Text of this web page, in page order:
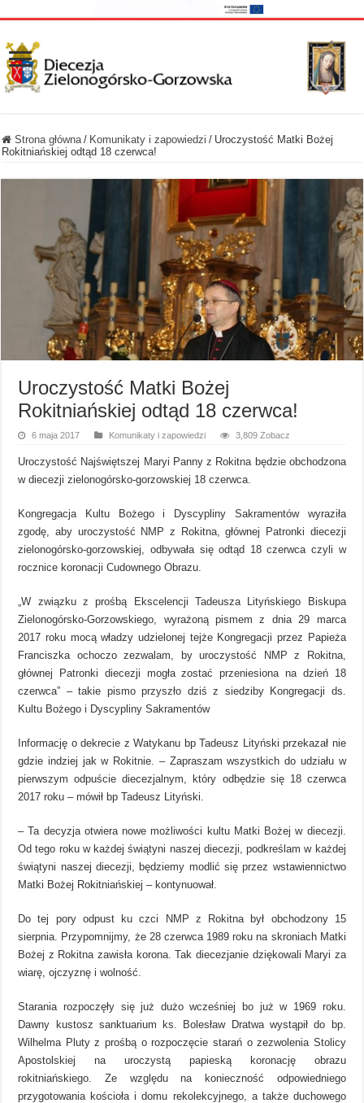
Strona główna / Komunikaty i zapowiedzi / Uroczystość Matki Bożej
Rokitniańskiej odtąd 18 czerwca!
Uroczystość Matki Bożej
Rokitniańskiej odtąd 18 czerwca!
6 maja 2017 Komunikaty i zapowiedzi 3,809 Zobacz
Uroczystość Najświętszej Maryi Panny z Rokitna będzie obchodzona
w diecezji zielonogórsko-gorzowskiej 18 czerwca.
Kongregacja Kultu Bożego i Dyscypliny Sakramentów wyraziła
zgodę, aby uroczystość NMP z Rokitna, głównej Patronki diecezji
zielonogórsko-gorzowskiej, odbywała się odtąd 18 czerwca czyli w
rocznice koronacji Cudownego Obrazu.
„W związku z prośbą Ekscelencji Tadeusza Lityńskiego Biskupa
Zielonogórsko-Gorzowskiego, wyrażoną pismem z dnia 29 marca
2017 roku mocą władzy udzielonej tejże Kongregacji przez Papieża
Franciszka ochoczo zezwalam, by uroczystość NMP z Rokitna,
głównej Patronki diecezji mogła zostać przeniesiona na dzień 18
czerwca” – takie pismo przyszło dziś z siedziby Kongregacji ds.
Kultu Bożego i Dyscypliny Sakramentów
Informację o dekrecie z Watykanu bp Tadeusz Lityński przekazał nie
gdzie indziej jak w Rokitnie. – Zapraszam wszystkich do udziału w
pierwszym odpuście diecezjalnym, który odbędzie się 18 czerwca
2017 roku – mówił bp Tadeusz Lityński.
– Ta decyzja otwiera nowe możliwości kultu Matki Bożej w diecezji.
Od tego roku w każdej świątyni naszej diecezji, podkreślam w każdej
świątyni naszej diecezji, będziemy modlić się przez wstawiennictwo
Matki Bożej Rokitniańskiej – kontynuował.
Do tej pory odpust ku czci NMP z Rokitna był obchodzony 15
sierpnia. Przypomnijmy, że 28 czerwca 1989 roku na skroniach Matki
Bożej z Rokitna zawisła korona. Tak diecezjanie dziękowali Maryi za
wiarę, ojczyznę i wolność.
Starania rozpoczęły się już dużo wcześniej bo już w 1969 roku.
Dawny kustosz sanktuarium ks. Bolesław Dratwa wystąpił do bp.
Wilhelma Pluty z prośbą o rozpoczęcie starań o zezwolenia Stolicy
Apostolskiej na uroczystą papieską koronację obrazu
rokitniańskiego. Ze względu na konieczność odpowiedniego
przygotowania kościoła i domu rekolekcyjnego, a także duchowego